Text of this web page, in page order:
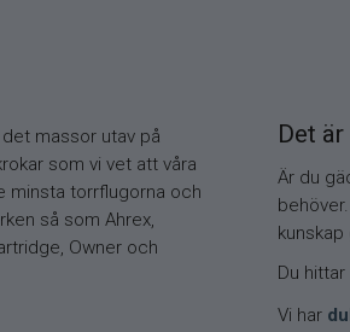
massor utav på
som vi vet att våra
minsta torrflugorna och
så som Ahrex,
Owner och
Det
Är du
Du
Vi har